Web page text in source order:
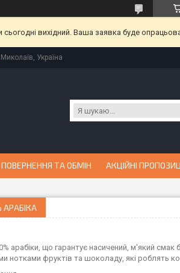
вихідний. Ваша заявка буде
Миколаїв, Україна
ПОВЕРНЕННЯ ТА ОБМІН АКЦІЙНІ
АРАБІКА
арабіки, що гарантує насичений, м'який смак
нотками фруктів та шоколаду, які роблять